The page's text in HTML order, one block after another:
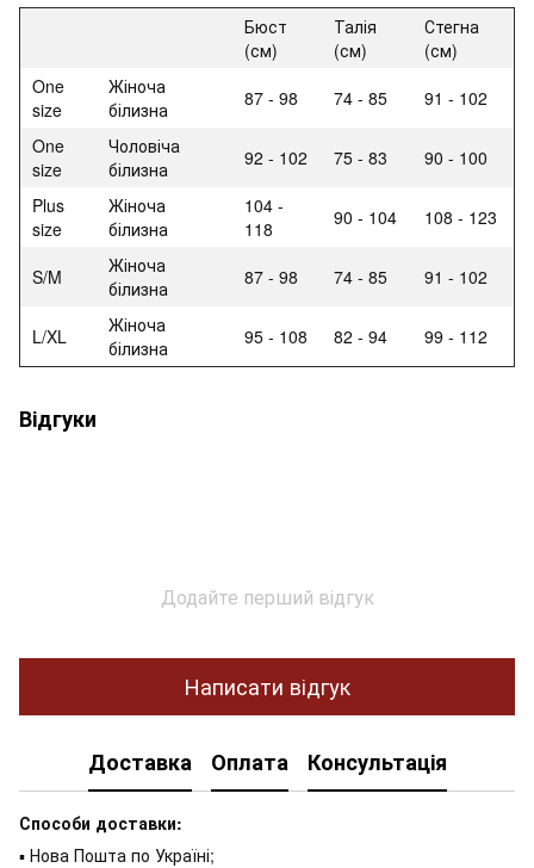
Бюст
(см)
Талія
(см)
Стегна
(см)
One
size
Жіноча
білизна
87 - 98 74 - 85
91 - 102
One
size
Чоловіча
білизна
92 - 102 75 - 83
90 - 100
Plus
size
Жіноча
білизна
104 -
118
90 - 104 108 - 123
S/M
Жіноча
білизна
87 - 98 74 - 85 91 - 102
L/XL
Жіноча
білизна
95 - 108 82 - 94 99 - 112
Відгуки
Додайте перший відгук
Написати відгук
Доставка Оплата Консультація
Способи доставки:
▪ Нова Пошта по Україні;